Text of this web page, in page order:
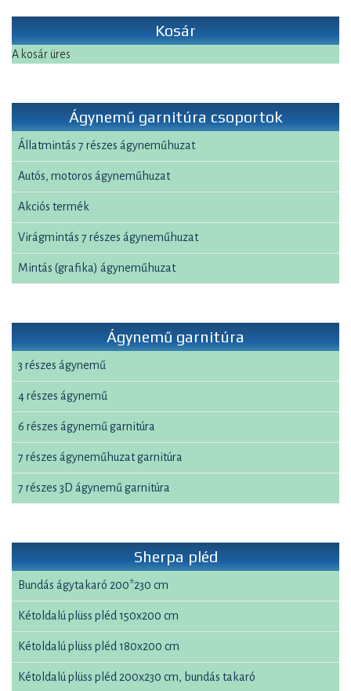
Kosár
A kosár üres
Ágynemű garnitúra csoportok
Állatmintás 7 részes ágyneműhuzat
Autós, motoros ágyneműhuzat
Akciós termék
Virágmintás 7 részes ágyneműhuzat
Mintás (grafika) ágyneműhuzat
Ágynemű garnitúra
3 részes ágynemű
4 részes ágynemű
6 részes ágynemű garnitúra
7 részes ágyneműhuzat garnitúra
7 részes 3D ágynemű garnitúra
Sherpa pléd
Bundás ágytakaró 200*230 cm
Kétoldalú plüss pléd 150x200 cm
Kétoldalú plüss pléd 180x200 cm
Kétoldalú plüss pléd 200x230 cm, bundás takaró